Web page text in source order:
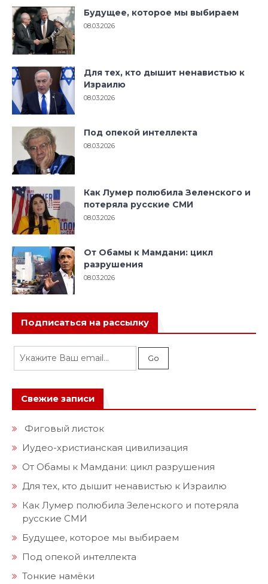
Будущее, которое мы выбираем
08.03.2026
Для тех, кто дышит ненавистью к
Израилю
08.03.2026
Под опекой интеллекта
08.03.2026
Как Лумер полюбила Зеленского и
потеряла русские СМИ
08.03.2026
От Обамы к Мамдани: цикл
разрушения
08.03.2026
Подписаться на рассылку
Свежие записи
Фиговый листок
Иудео-христианская цивилизация
От Обамы к Мамдани: цикл разрушения
Для тех, кто дышит ненавистью к Израилю
Как Лумер полюбила Зеленского и потеряла
русские СМИ
Будущее, которое мы выбираем
Под опекой интеллекта
Тонкие намёки